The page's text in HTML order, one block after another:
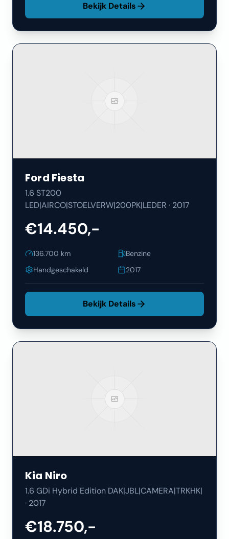
Bekijk Details
Ford Fiesta
1.6 ST200
LED|AIRCO|STOELVERW|200PK|LEDER · 2017
€14.450,-
136.700 km
Benzine
Handgeschakeld
2017
Bekijk Details
Kia Niro
1.6 GDi Hybrid Edition DAK|JBL|CAMERA|TRKHK|
· 2017
€18.750,-